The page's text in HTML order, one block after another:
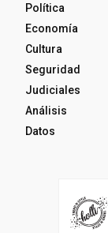
Política
Economía
Cultura
Seguridad
Judiciales
Análisis
Datos